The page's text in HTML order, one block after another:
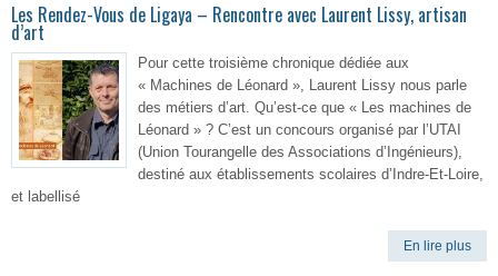
Les Rendez-Vous de Ligaya – Rencontre avec Laurent Lissy, artisan
d’art
Pour cette troisième chronique dédiée aux
« Machines de Léonard », Laurent Lissy nous parle
des métiers d’art. Qu’est-ce que « Les machines de
Léonard » ? C’est un concours organisé par l’UTAI
(Union Tourangelle des Associations d’Ingénieurs),
destiné aux établissements scolaires d’Indre-Et-Loire,
et labellisé
En lire plus